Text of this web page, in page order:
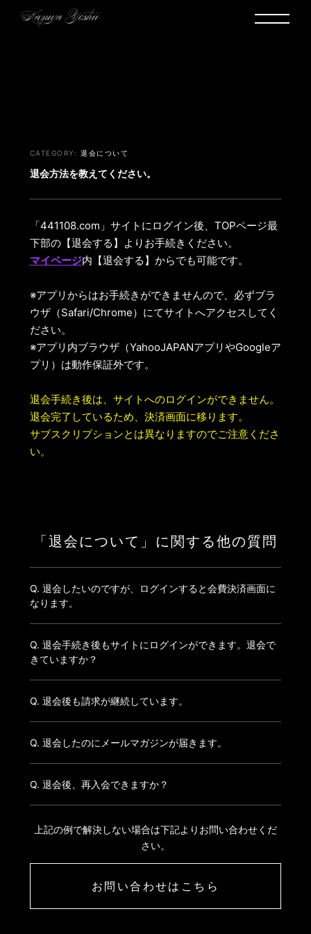
退会について
退会方法を教えてください。
「441108.com」サイトにログイン後、TOPページ最
下部の【退会する】よりお手続きください。
マイページ内【退会する】からでも可能です。
※アプリからはお手続きができませんので、必ずブラ
ウザ（Safari/Chrome）にてサイトへアクセスしてく
ださい。
※アプリ内ブラウザ（YahooJAPANアプリやGoogleア
プリ）は動作保証外です。
退会手続き後は、サイトへのログインができません。
退会完了しているため、決済画面に移ります。
サブスクリプションとは異なりますのでご注意くださ
い。
「退会について」に関する他の質問
Q. 退会したいのですが、ログインすると会費決済画面に
なります。
Q. 退会手続き後もサイトにログインができます。退会で
きていますか？
Q. 退会後も請求が継続しています。
Q. 退会したのにメールマガジンが届きます。
Q. 退会後、再入会できますか？
上記の例で解決しない場合は下記よりお問い合わせくだ
さい。
お問い合わせはこちら